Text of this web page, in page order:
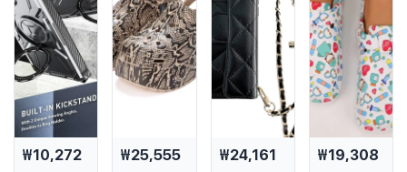
₩10,272 ₩25,555 ₩24,161 ₩19,308